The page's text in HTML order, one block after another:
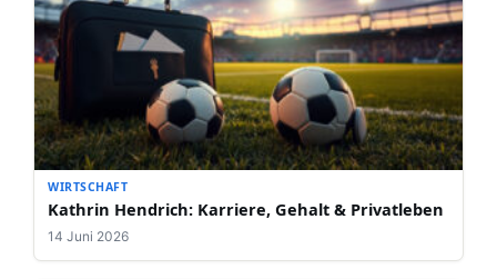
WIRTSCHAFT
Kathrin Hendrich: Karriere, Gehalt & Privatleben
14 Juni 2026